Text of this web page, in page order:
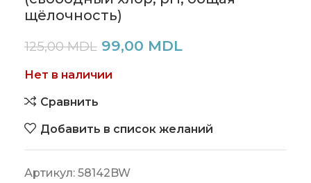
щёлочность)
125,00MDL 99,00 MDL
Нет в наличии
Сравнить
Добавить в список желаний
Артикул: 58142BW